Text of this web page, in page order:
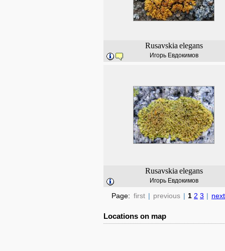
Rusavskia elegans
Игорь Евдокимов
Rusavskia elegans
Игорь Евдокимов
Page: first | previous | 1 2 3 | next
Locations on map